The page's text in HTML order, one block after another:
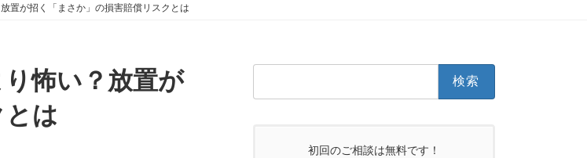
置が招く「まさか」の損害賠償リスクとは
り怖い？放置が
とは
初回のご相談は無料です！